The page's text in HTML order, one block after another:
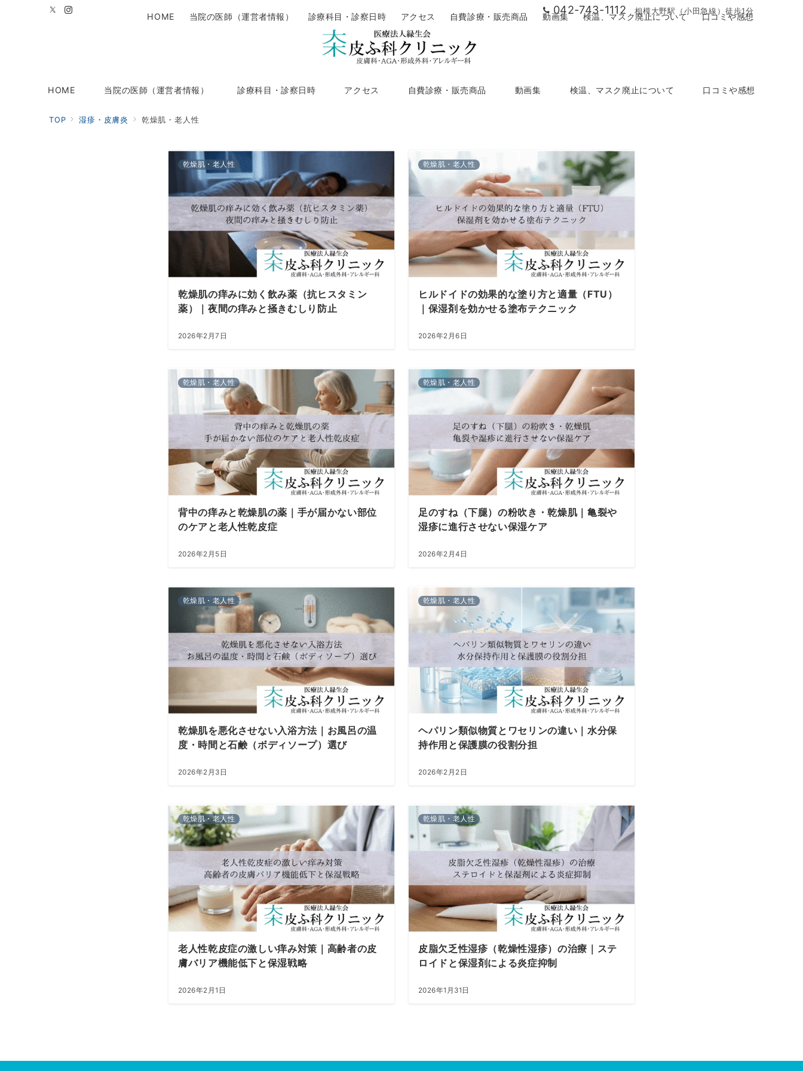
042-743-1112 相模大野駅（小田急線）徒歩1分
HOME 当院の医師（運営者情報） 診療科目・診察日時 アクセス 自費診療・販売商品 動画集 検温、マスク廃止について 口コミや感想
HOME 当院の医師（運営者情報） 診療科目・診察日時 アクセス 自費診療・販売商品 動画集 検温、マスク廃止について 口コミや感想
TOP 湿疹・皮膚炎 乾燥肌・老人性
乾燥肌・老人性
乾燥肌の痒みに効く飲み薬（抗ヒスタミン
薬）｜夜間の痒みと掻きむしり防止
2026年2月7日
乾燥肌・老人性
ヒルドイドの効果的な塗り方と適量（FTU）
｜保湿剤を効かせる塗布テクニック
2026年2月6日
乾燥肌・老人性
背中の痒みと乾燥肌の薬｜手が届かない部位
のケアと老人性乾皮症
2026年2月5日
乾燥肌・老人性
足のすね（下腿）の粉吹き・乾燥肌｜亀裂や
湿疹に進行させない保湿ケア
2026年2月4日
乾燥肌・老人性
乾燥肌を悪化させない入浴方法｜お風呂の温
度・時間と石鹸（ボディソープ）選び
2026年2月3日
乾燥肌・老人性
ヘパリン類似物質とワセリンの違い｜水分保
持作用と保護膜の役割分担
2026年2月2日
乾燥肌・老人性
老人性乾皮症の激しい痒み対策｜高齢者の皮
膚バリア機能低下と保湿戦略
2026年2月1日
乾燥肌・老人性
皮脂欠乏性湿疹（乾燥性湿疹）の治療｜ステ
ロイドと保湿剤による炎症抑制
2026年1月31日